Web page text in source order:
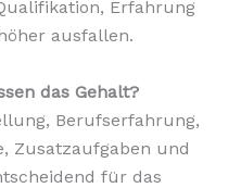
Erfahrung
ausfallen.
das Gehalt?
Berufserfahrung,
Zusatzaufgaben und
für das